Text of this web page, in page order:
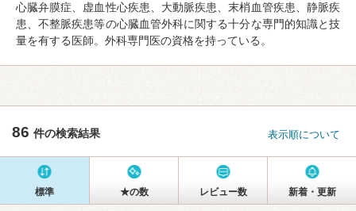
心臓弁膜症、虚血性心疾患、大動脈疾患、末梢血管疾患、静脈疾
患、不整脈疾患等の心臓血管外科に関する十分な専門的知識と技
量を有する医師。外科専門医の資格を持っている。
86 件の検索結果 表示順について
標準 ★の数 レビュー数 新着・更新